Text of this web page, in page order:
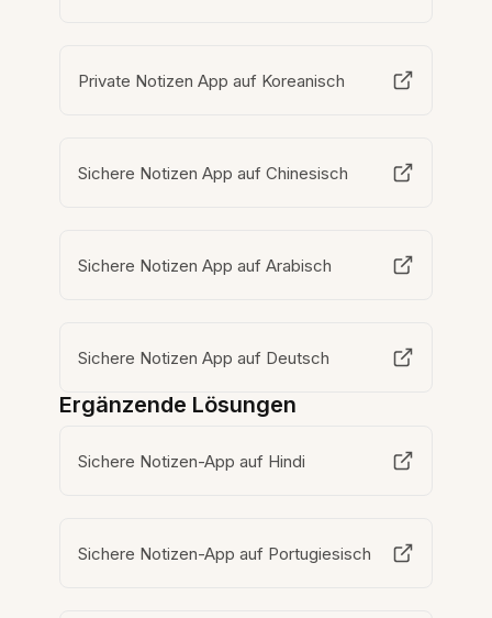
Private Notizen App auf Koreanisch
Sichere Notizen App auf Chinesisch
Sichere Notizen App auf Arabisch
Sichere Notizen App auf Deutsch
Ergänzende Lösungen
Sichere Notizen-App auf Hindi
Sichere Notizen-App auf Portugiesisch